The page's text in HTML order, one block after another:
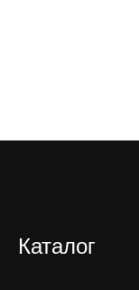
Каталог